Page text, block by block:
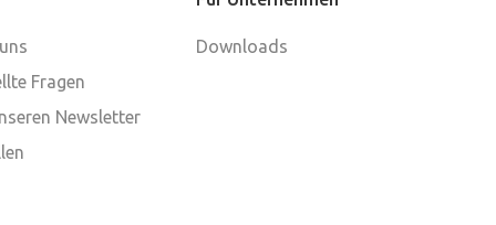
Fragen
Newsletter
Downloads